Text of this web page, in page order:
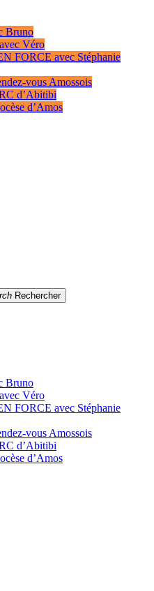
Bruno
Véro
FORCE avec Stéphanie
vous Amossois
d’Abitibi
d’Amos
Rechercher
Bruno
Véro
FORCE avec Stéphanie
vous Amossois
d’Abitibi
d’Amos